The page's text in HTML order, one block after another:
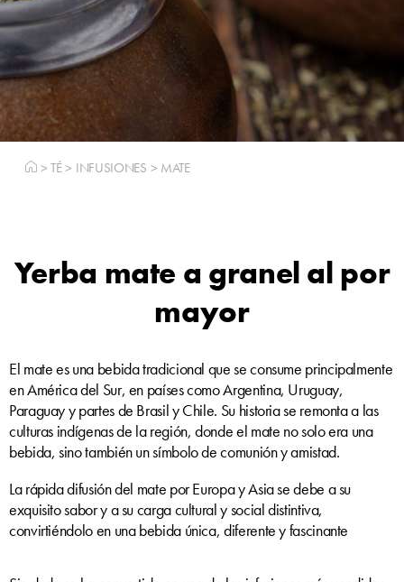
>TÉ> INFUSIONES > MATE
Yerba mate a granel al por
mayor
El mate es una bebida tradicional que se consume principalmente
en América del Sur, en países como Argentina, Uruguay,
Paraguay y partes de Brasil y Chile. Su historia se remonta a las
culturas indígenas de la región, donde el mate no solo era una
bebida, sino también un símbolo de comunión y amistad.
La rápida difusión del mate por Europa y Asia se debe a su
exquisito sabor y a su carga cultural y social distintiva,
convirtiéndolo en una bebida única, diferente y fascinante